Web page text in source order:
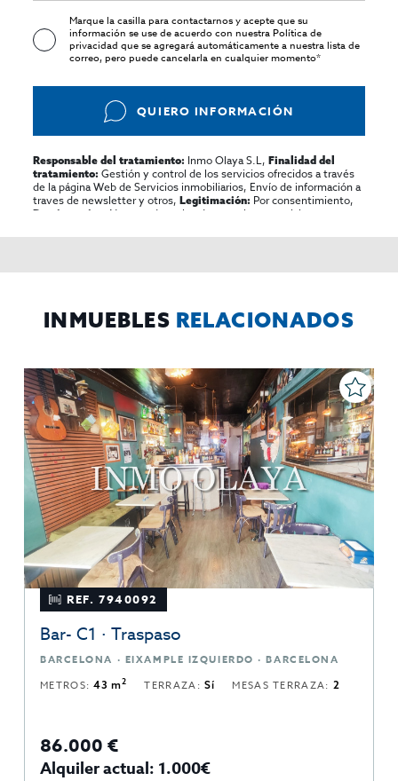
Marque la casilla para contactarnos y acepte que su
información se use de acuerdo con nuestraPolítica de
privacidadque se agregará automáticamente a nuestra lista de
correo, pero puede cancelarla en cualquier momento*
QUIERO INFORMACIÓN
Responsable del tratamiento: Inmo Olaya S.L,Finalidad del
tratamiento: Gestión y control de los servicios ofrecidos a través
de la página Web de Servicios inmobiliarios, Envío de información a
traves de newsletter y otros,Legitimación: Por consentimiento,
Destinatarios:
No se cederan los datos, salvo para elaborar
rectificar y suprimir los datos, solicitar la portabilidad de los
INMUEBLES RELACIONADOS
REF. 7940092
Bar- C1 · Traspaso
BARCELONA · EIXAMPLE IZQUIERDO · BARCELONA
METROS:43 m2 TERRAZA:Sí MESAS TERRAZA: 2
86.000 €
Alquiler actual: 1.000€